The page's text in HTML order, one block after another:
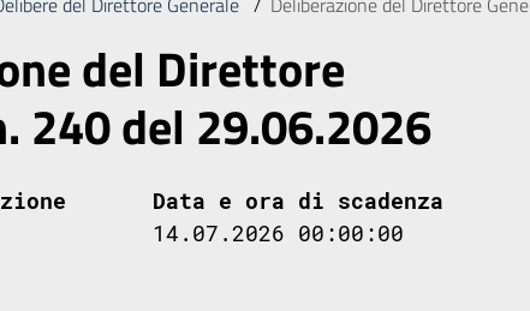
del Direttore
240 del 29.06.2026
Data e ora di scadenza
14.07.2026 00:00:00